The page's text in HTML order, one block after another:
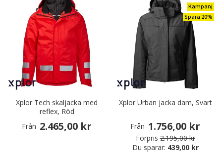
Xplor Tech skaljacka med
reflex, Röd
Från 2.465,00 kr
Kampanj
Spara 20%
Xplor Urban jacka dam, Svart
Från 1.756,00 kr
Förpris 2.195,00 kr
Du sparar: 439,00 kr